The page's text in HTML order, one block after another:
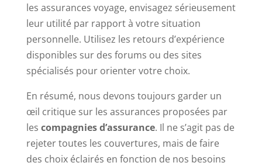
les assurances voyage, envisagez sérieusement
leur utilité par rapport à votre situation
personnelle. Utilisez les retours d’expérience
disponibles sur des forums ou des sites
spécialisés pour orienter votre choix.
En résumé, nous devons toujours garder un
œil critique sur les assurances proposées par
les compagnies d’assurance. Il ne s’agit pas de
rejeter toutes les couvertures, mais de faire
des choix éclairés en fonction de nos besoins